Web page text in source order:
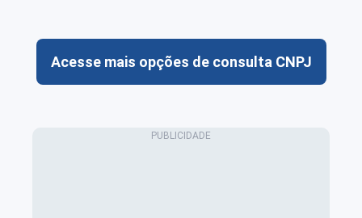
Acesse mais opções de consulta CNPJ